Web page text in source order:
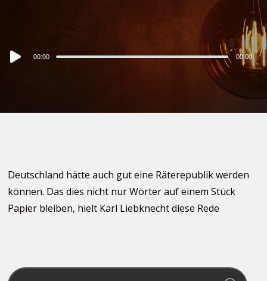
Audio
00:00 00:00
Deutschland hätte auch gut eine Räterepublik werden
können. Das dies nicht nur Wörter auf einem Stück
Papier bleiben, hielt Karl Liebknecht diese Rede